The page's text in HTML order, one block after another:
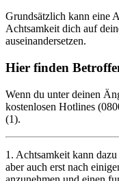
Grundsätzlich kann eine
Achtsamkeit dich auf
auseinandersetzen.
Hier finden
Wenn du unter deinen
kostenlosen Hotlines
(1).
1. Achtsamkeit kann
aber auch erst nach